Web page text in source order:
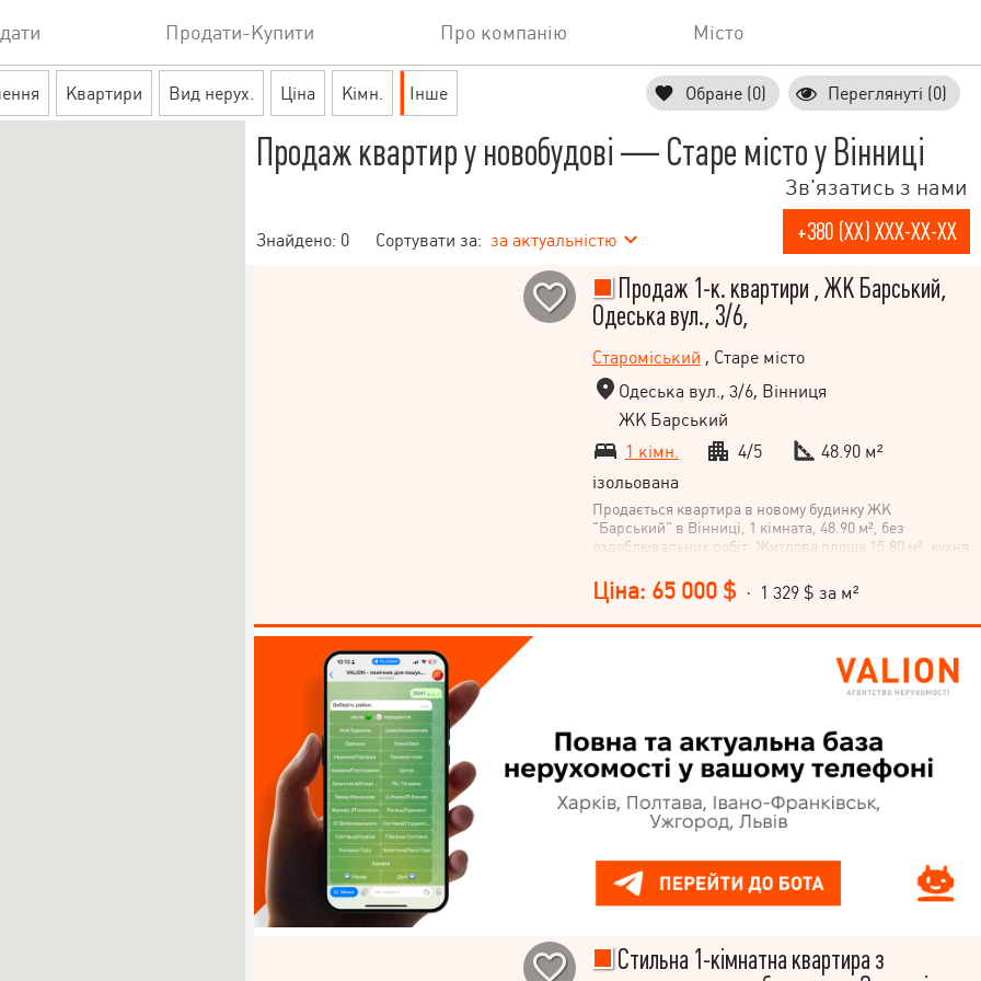
Продати-Купити Про компанію Місто
Квартири Вид нерух. Ціна Кімн. Інше Обране (0) Переглянуті (0)
Продаж квартир у новобудові — Старе місто у Вінниці
Знайдено: 0 Сортувати за: за актуальністю
Зв'язатись з нами
+380 (XX) XXX-XX-XX
Продаж 1-к. квартири , ЖК Барський,
Одеська вул., 3/6,
Староміський , Старе місто
Одеська вул., 3/6, Вінниця
ЖК Барський
1 кімн.
4/5
48.90 м²
ізольована
Продається квартира в новому будинку ЖК
"Барський" в Вінниці, 1 кімната, 48.90 м², без
оздоблювальних робіт. Житлова площа 15.80 м², кухня
Планування квартири - нестандартне. Розташування
- околиця Старого міста, вулиця Одеська. Планування
ідеально переробляється в євродвушку. Найдорожчі
розведена вся електрика, опалення та вода; стіни
поштукатурені та повністю готові під шпалери
(чистова шпаклівка); встановлено якісні вхідні двері.
2 парковки, сучасний дитячий майданчик. Прямо в
ЖК: магазини, кав'ярні, Нова пошта. Телефонуйте!
Ціна: 65 000 $· 1 329 $ за м²
Стильна 1-кімнатна квартира з